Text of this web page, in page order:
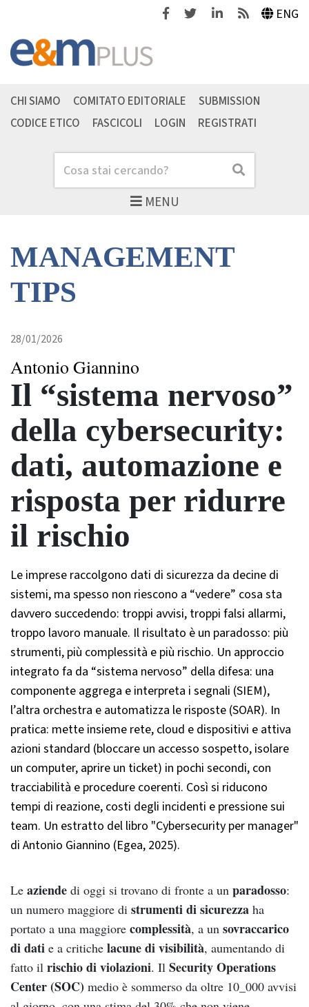
FacebookTwitterLinkedinFeeds ENG
MENU
Cerca Cerca
CHI SIAMO COMITATO EDITORIALE
SUBMISSION
CODICE ETICO
FASCICOLI LOGIN REGISTRATI
MANAGEMENT
TIPS
28/01/2026
Antonio Giannino
Il “sistema nervoso”
della cybersecurity:
dati, automazione e
risposta per ridurre
il rischio
Le imprese raccolgono dati di sicurezza da decine di
sistemi, ma spesso non riescono a “vedere” cosa sta
davvero succedendo: troppi avvisi, troppi falsi allarmi,
troppo lavoro manuale. Il risultato è un paradosso: più
strumenti, più complessità e più rischio. Un approccio
integrato fa da “sistema nervoso” della difesa: una
componente aggrega e interpreta i segnali (SIEM),
l’altra orchestra e automatizza le risposte (SOAR). In
pratica: mette insieme rete, cloud e dispositivi e attiva
azioni standard (bloccare un accesso sospetto, isolare
un computer, aprire un ticket) in pochi secondi, con
tracciabilità e procedure coerenti. Così si riducono
tempi di reazione, costi degli incidenti e pressione sui
team. Un estratto del libro "Cybersecurity per manager"
di Antonio Giannino (Egea, 2025).
Le aziende di oggi si trovano di fronte a un paradosso:
un numero maggiore di strumenti di sicurezza ha
portato a una maggiore complessità, a un sovraccarico
di dati e a critiche lacune di visibilità, aumentando di
fatto il rischio di violazioni. Il Security Operations
Center (SOC) medio è sommerso da oltre 10_000 avvisi